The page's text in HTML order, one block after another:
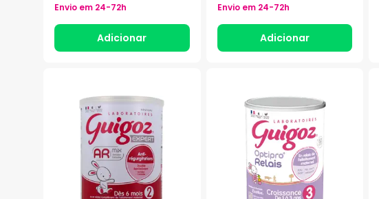
Envio em 24-72h
Adicionar
Envio em 24-72h
Adicionar